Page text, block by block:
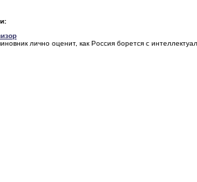
лично оценит, как Россия борется с